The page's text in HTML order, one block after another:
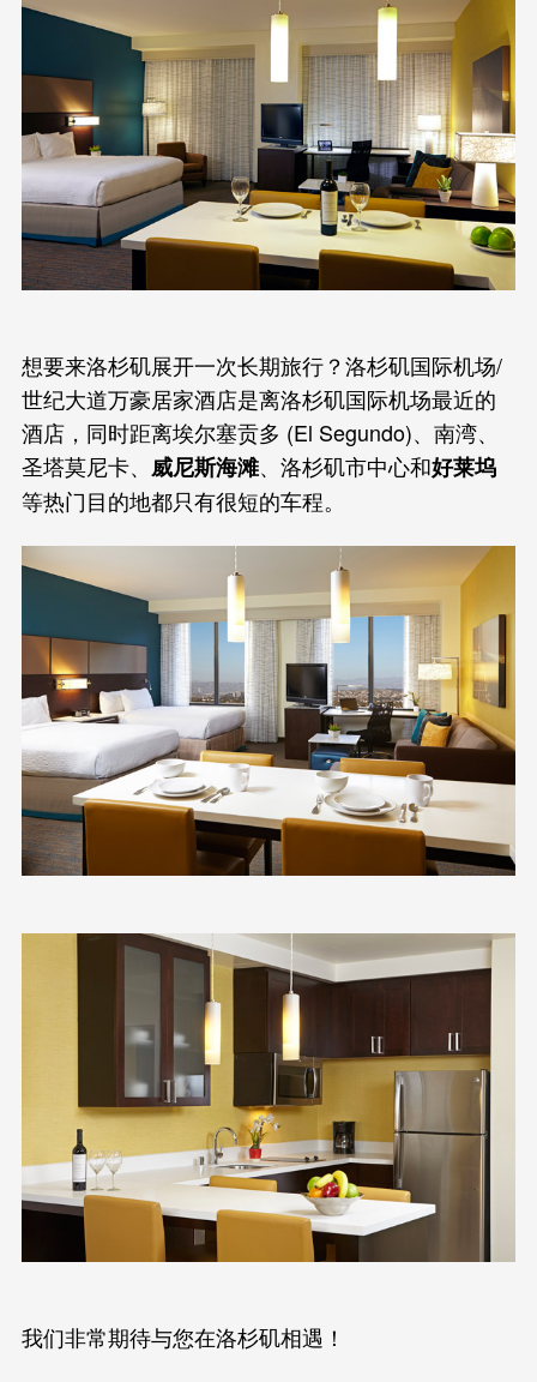
想要来洛杉矶展开一次长期旅行？洛杉矶国际机场/
世纪大道万豪居家酒店是离洛杉矶国际机场最近的
酒店，同时距离埃尔塞贡多 (El Segundo)、南湾、
圣塔莫尼卡、 威尼斯海滩、洛杉矶市中心和好莱坞
等热门目的地都只有很短的车程。
我们非常期待与您在洛杉矶相遇！